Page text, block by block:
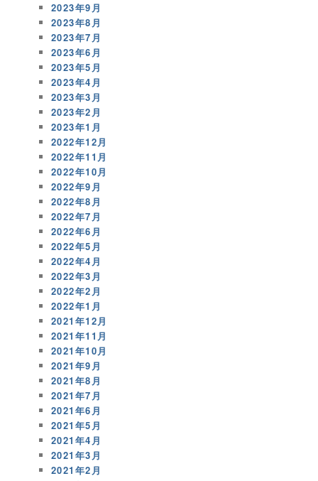
2023年9月
2023年8月
2023年7月
2023年6月
2023年5月
2023年4月
2023年3月
2023年2月
2023年1月
2022年12月
2022年11月
2022年10月
2022年9月
2022年8月
2022年7月
2022年6月
2022年5月
2022年4月
2022年3月
2022年2月
2022年1月
2021年12月
2021年11月
2021年10月
2021年9月
2021年8月
2021年7月
2021年6月
2021年5月
2021年4月
2021年3月
2021年2月